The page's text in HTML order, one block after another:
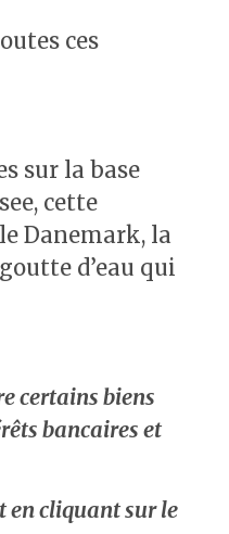
ces
sur la base
cette
Danemark, la
d’eau qui
certains biens
bancaires et
en cliquant sur le